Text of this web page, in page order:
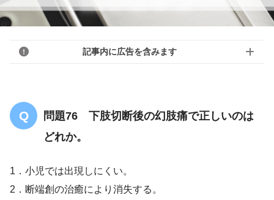
記事内に広告を含みます
問題76 下肢切断後の幻肢痛で正しいのは
どれか。
1．小児では出現しにくい。
2．断端創の治癒により消失する。